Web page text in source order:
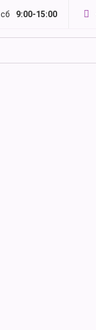
сб 9:00-15:00